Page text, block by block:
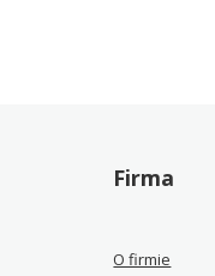
Firma
O firmie